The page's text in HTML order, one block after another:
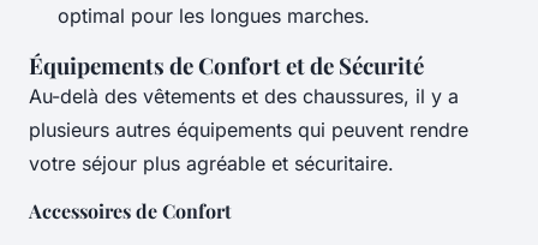
optimal pour les longues marches.
Équipements de Confort et de Sécurité
Au-delà des vêtements et des chaussures, il y a
plusieurs autres équipements qui peuvent rendre
votre séjour plus agréable et sécuritaire.
Accessoires de Confort